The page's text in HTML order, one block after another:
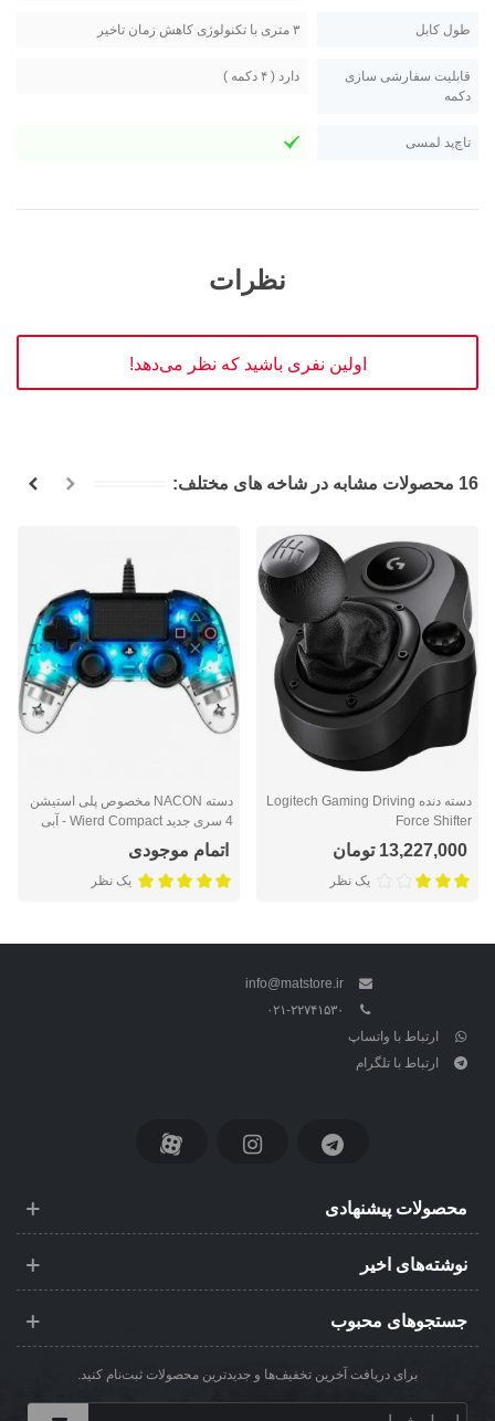
طول کابل ۳ متری با تکنولوژی کاهش زمان تاخیر
قابلیت سفارشی سازی
دکمه
دارد ( ۴ دکمه )
تاچ‌پد لمسی
نظرات
اولین نفری باشید که نظر می‌دهد!
16 محصولات مشابه در شاخه های مختلف:
دسته دنده Logitech Gaming Driving
Force Shifter
13,227,000 تومان
یک نظر
دسته NACON مخصوص پلی استیشن
4 سری جدید Wierd Compact - آبی
کریستالی
اتمام موجودی
یک نظر
info@matstore.ir
۰۲۱-۲۲۷۴۱۵۳۰
ارتباط با واتساپ
ارتباط با تلگرام
محصولات پیشنهادی
نوشته‌های اخیر
جستجوهای محبوب
برای دریافت آخرین تخفیف‌ها و جدیدترین محصولات ثبت‌نام کنید.